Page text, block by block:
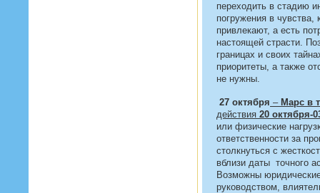
переходить в стадию
погружения в чувства,
привлекают, а есть
настоящей страсти.
границах и своих
приоритеты, а также
не нужны.
27 октября – Марс в
действия 20 октября-
или физические
ответственности за
столкнуться с
вблизи даты точного
Возможны
руководством,